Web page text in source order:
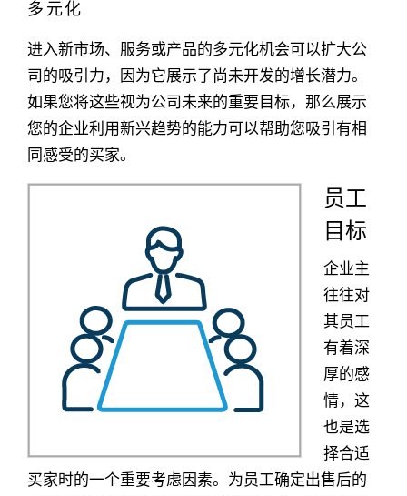
多元化
进入新市场、服务或产品的多元化机会可以扩大公
司的吸引力，因为它展示了尚未开发的增长潜力。
如果您将这些视为公司未来的重要目标，那么展示
您的企业利用新兴趋势的能力可以帮助您吸引有相
同感受的买家。
员工
目标
企业主
往往对
其员工
有着深
厚的感
情，这
也是选
择合适
买家时的一个重要考虑因素。为员工确定出售后的